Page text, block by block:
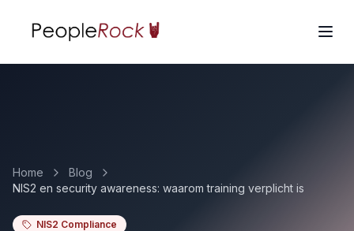
Home
Blog
NIS2 en security awareness: waarom training verplicht is
NIS2 Compliance